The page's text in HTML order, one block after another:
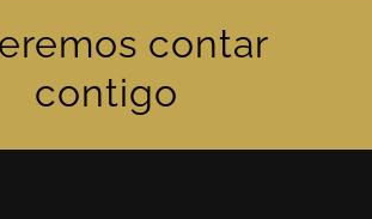
contar
contigo